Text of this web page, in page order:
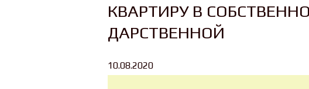
КВАРТИРУ В
ДАРСТВЕННОЙ
10.08.2020